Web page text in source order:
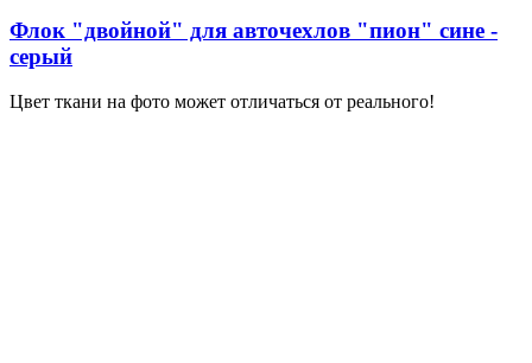
Флок "двойной" для авточехлов "пион" сине -
серый
Цвет ткани на фото может отличаться от реального!